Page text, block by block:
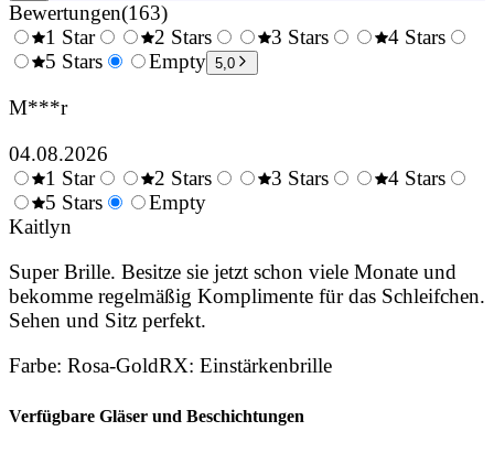
Bewertungen(163)
0.5
1 Star
1.5
2 Stars
2.5
3 Stars
4 Stars
5 Stars Empty 5,0
M***r
04.08.2026
0.5
Stars
1 Star
1.5
2 Stars
3 Stars
4 Stars
5 Stars
Empty
Kaitlyn
Super Brille. Besitze sie jetzt schon viele Monate und
bekomme regelmäßig Komplimente für das Schleifchen.
Sehen und Sitz perfekt.
Farbe: Rosa-GoldRX: Einstärkenbrille
Verfügbare Gläser und Beschichtungen